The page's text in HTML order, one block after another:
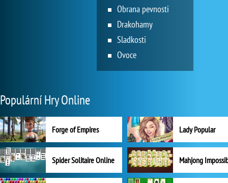
Obrana pevnosti
Drakohamy
Sladkosti
Ovoce
Populární Hry Online
Forge of Empires Lady Popular
Spider Solitaire Online Mahjong